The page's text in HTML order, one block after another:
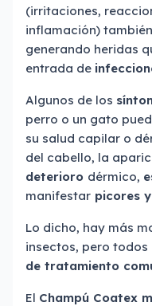
(irritaciones,
inflamación) también
generando heridas
entrada de
Algunos de los
perro o un gato
su salud capilar o
del cabello, la
deterioro dérmico,
manifestar picores
Lo dicho, hay más
insectos, pero todos
de tratamiento
El Champú Coatex